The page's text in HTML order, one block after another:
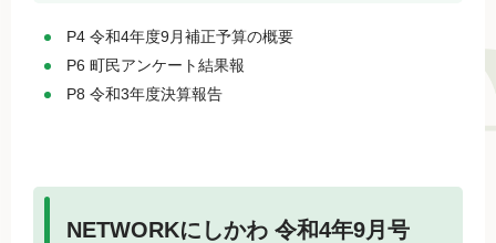
P4 令和4年度9月補正予算の概要
P6 町民アンケート結果報
P8 令和3年度決算報告
NETWORKにしかわ 令和4年9月号